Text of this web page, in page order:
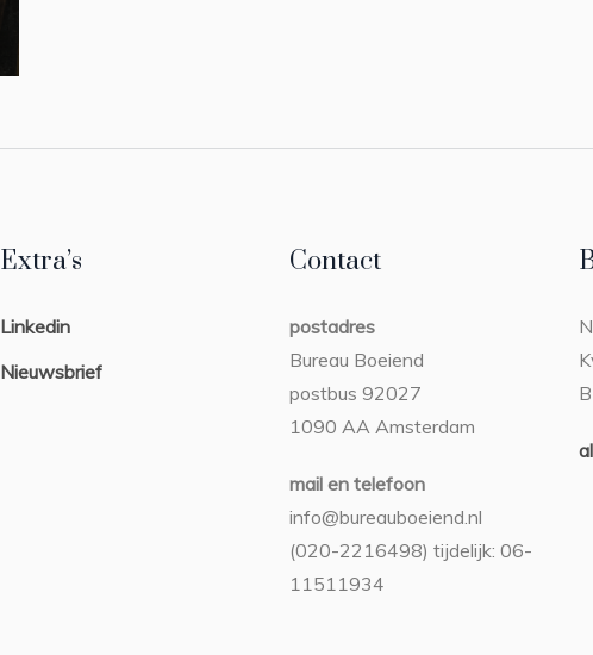
Extra’s
Linkedin
Nieuwsbrief
Contact
postadres
Bureau Boeiend
postbus 92027
1090 AA Amsterdam
mail en telefoon
info@bureauboeiend.nl
(020-2216498) tijdelijk: 06-
11511934